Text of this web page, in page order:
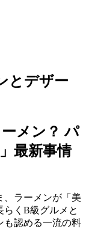
とデザー
メン？ パ
最新事情
、ラーメンが「美
くB級グルメと
も認める一流の料